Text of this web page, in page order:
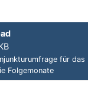
für das
Folgemonate